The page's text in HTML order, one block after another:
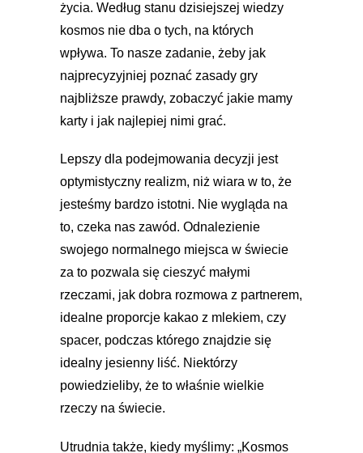
życia. Według stanu dzisiejszej wiedzy
kosmos nie dba o tych, na których
wpływa. To nasze zadanie, żeby jak
najprecyzyjniej poznać zasady gry
najbliższe prawdy, zobaczyć jakie mamy
karty i jak najlepiej nimi grać.
Lepszy dla podejmowania decyzji jest
optymistyczny realizm, niż wiara w to, że
jesteśmy bardzo istotni. Nie wygląda na
to, czeka nas zawód. Odnalezienie
swojego normalnego miejsca w świecie
za to pozwala się cieszyć małymi
rzeczami, jak dobra rozmowa z partnerem,
idealne proporcje kakao z mlekiem, czy
spacer, podczas którego znajdzie się
idealny jesienny liść. Niektórzy
powiedzieliby, że to właśnie wielkie
rzeczy na świecie.
Utrudnia także, kiedy myślimy: „Kosmos